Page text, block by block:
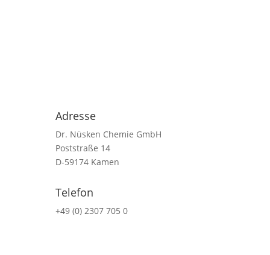
Adresse
Dr. Nüsken Chemie GmbH
Poststraße 14
D-59174 Kamen
Telefon
+49 (0) 2307 705 0